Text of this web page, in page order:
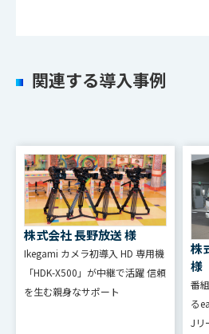
関連する導入事例
株式会社 長野放送 様
Ikegami カメラ初導⼊ HD 専⽤機
「HDK-X500」が中継で活躍 信頼
を⽣む親⾝なサポート
株
様
番
る
Jリ